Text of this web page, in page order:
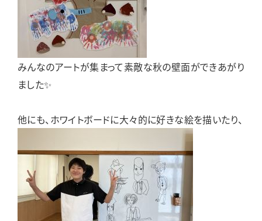
みんなのアートが集まって素敵な秋の壁面ができあがり
ました✨
他にも、ホワイトボードに大々的に好きな絵を描いたり、